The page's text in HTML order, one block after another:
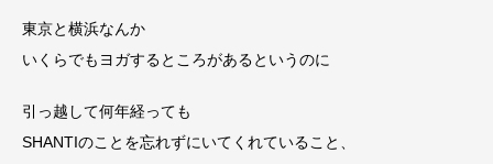
東京と横浜なんか
いくらでもヨガするところがあるというのに
引っ越して何年経っても
SHANTIのことを忘れずにいてくれていること、